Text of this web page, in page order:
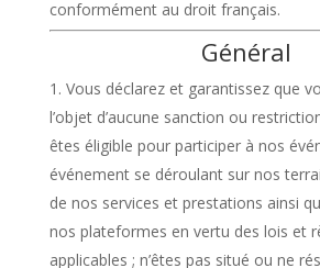
conformément au droit français.
Général
Vous déclarez et garantissez que
l’objet d’aucune sanction ou
êtes éligible pour participer à nos
événement se déroulant sur nos
de nos services et prestations ainsi
nos plateformes en vertu des lois et
applicables ; n’êtes pas situé ou ne